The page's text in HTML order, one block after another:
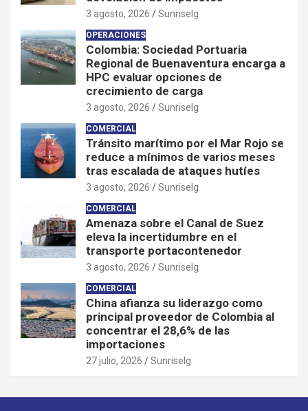
3 agosto, 2026 Sunriselg
OPERACIONES
Colombia: Sociedad Portuaria
Regional de Buenaventura encarga a
HPC evaluar opciones de
crecimiento de carga
3 agosto, 2026 Sunriselg
COMERCIAL
Tránsito marítimo por el Mar Rojo se
reduce a mínimos de varios meses
tras escalada de ataques hutíes
3 agosto, 2026 Sunriselg
COMERCIAL
Amenaza sobre el Canal de Suez
eleva la incertidumbre en el
transporte portacontenedor
3 agosto, 2026 Sunriselg
COMERCIAL
China afianza su liderazgo como
principal proveedor de Colombia al
concentrar el 28,6% de las
importaciones
27 julio, 2026 Sunriselg